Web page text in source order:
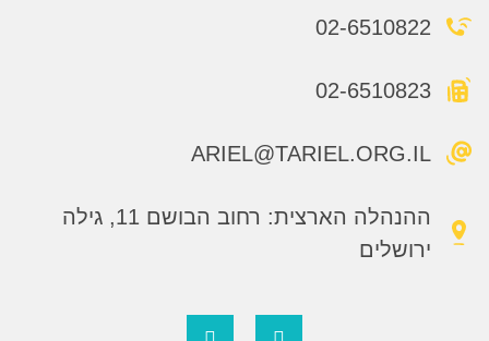
02-6510822
02-6510823
ARIEL@TARIEL.ORG.IL
ההנהלה הארצית: רחוב הבושם 11, גילה
ירושלים